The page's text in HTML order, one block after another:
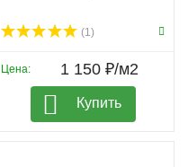
(1)
Цена: 1 150 ₽/м2
Купить